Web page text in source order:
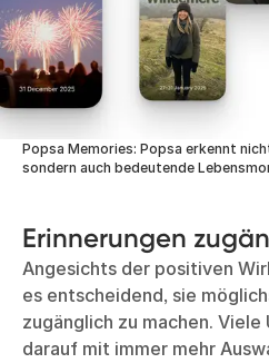
Popsa Memories: Popsa erkennt
sondern auch bedeutende
Erinnerungen
Angesichts der positiven
es entscheidend, sie
zugänglich zu machen.
darauf mit immer mehr